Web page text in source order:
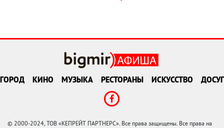
ГОРОД КИНО МУЗЫКА РЕСТОРАНЫ ИСКУССТВО ДОСУГ
© 2000-2024, ТОВ «КЕПРЕЙТ ПАРТНЕРС». Все права защищены. Все права на